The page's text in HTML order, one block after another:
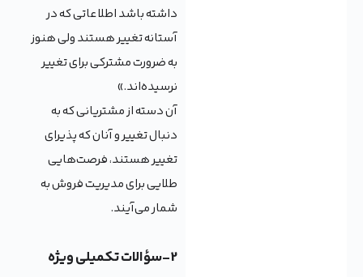
داشته باشد اطلاعاتی که در
آستانه تغییر هستند ولی هنوز
به ضرورت مشترکی برای تغییر
نرسیده‌اند.»
آن دسته از مشتریانی که به
دنبال تغییر و آنان که پذیرای
تغییر هستند، فرصت‌هایی
طلایی برای مدیریت فروش به
شمار می‌آیند.
2-سؤالات تکمیلی ویژه